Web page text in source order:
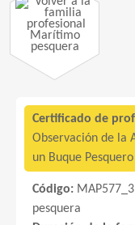
Marítimo
pesquera
Certificado de
Observación de la
un Buque Pesquero
Código: MAP577_3
pesquera